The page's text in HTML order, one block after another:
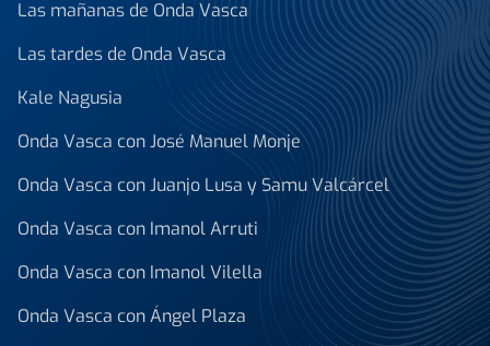
Las mañanas de Onda Vasca
Las tardes de Onda Vasca
Kale Nagusia
Onda Vasca con José Manuel Monje
Onda Vasca con Juanjo Lusa y Samu Valcárcel
Onda Vasca con Imanol Arruti
Onda Vasca con Imanol Vilella
Onda Vasca con Ángel Plaza